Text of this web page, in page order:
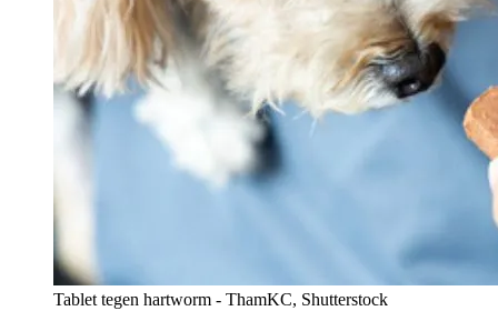
Tablet tegen hartworm - ThamKC, Shutterstock